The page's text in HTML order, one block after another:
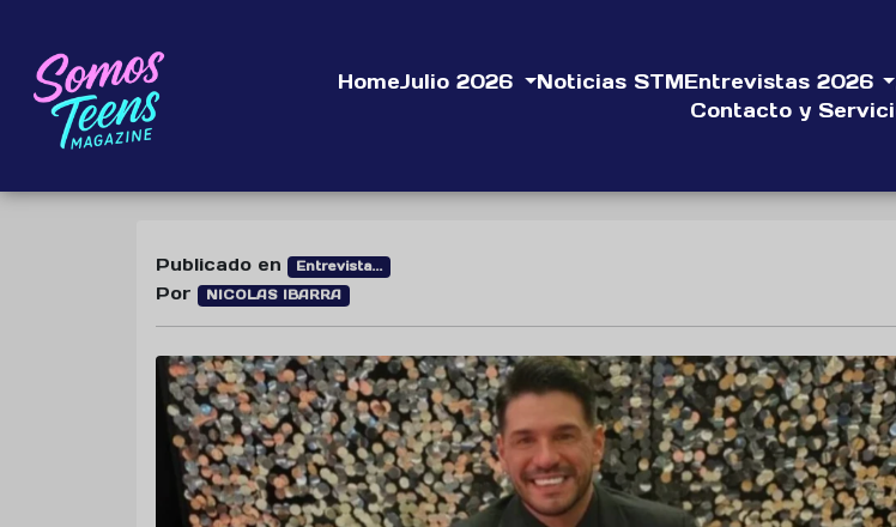
HomeJulio 2026 Noticias STMEntrevistas 2026
Contacto y
Publicado en Entrevista...
Por NICOLAS IBARRA